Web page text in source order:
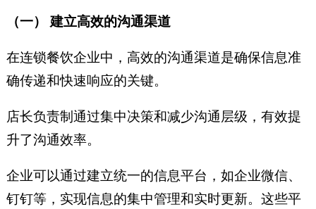
（一） 建立高效的沟通渠道
在连锁餐饮企业中，高效的沟通渠道是确保信息准
确传递和快速响应的关键。
店长负责制通过集中决策和减少沟通层级，有效提
升了沟通效率。
企业可以通过建立统一的信息平台，如企业微信、
钉钉等，实现信息的集中管理和实时更新。这些平